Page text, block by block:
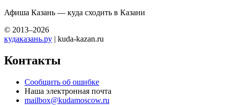
Афиша Казань — куда сходить в Казани
© 2013–2026
кудаказань.ру | kuda-kazan.ru
Контакты
Сообщить об ошибке
Наша электронная почта
mailbox@kudamoscow.ru